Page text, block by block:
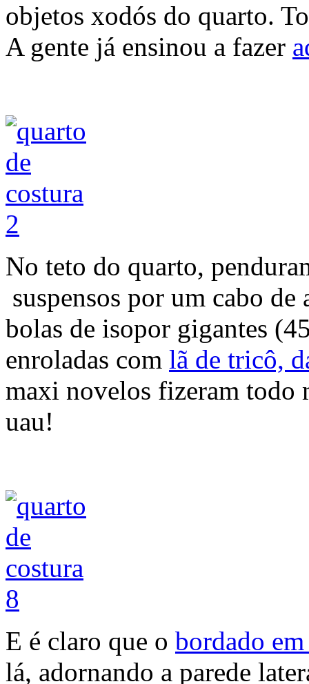
objetos xodós do quarto.
A gente já ensinou a fazer
No teto do quarto,
suspensos por um cabo
bolas de isopor gigantes
enroladas com lã de tricô,
maxi novelos fizeram todo
uau!
E é claro que o bordado
lá, adornando a parede